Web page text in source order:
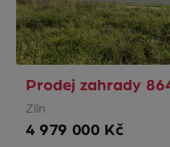
Prodej zahrady
Zlín
4 979 000 Kč